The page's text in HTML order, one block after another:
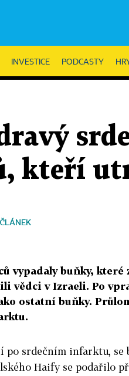
INVESTICE PODCASTY
kteří
vypadaly buňky, které
vědci v Izraeli. Po
ostatní buňky.
po srdečním infarktu, se
Haify se podařilo